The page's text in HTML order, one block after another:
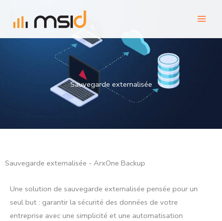
Sauvegarde externalisée
Sauvegarde externalisée - ArxOne Backup
Une solution de sauvegarde externalisée pensée pour un
seul but : garantir la sécurité des données de votre
entreprise avec une simplicité et une automatisation